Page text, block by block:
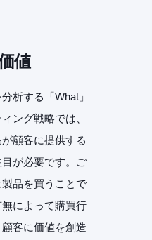
値
分析する「What」
ング戦略では、
顧客に提供する
が必要です。ご
品を買うことで
によって購買行
客に価値を創造